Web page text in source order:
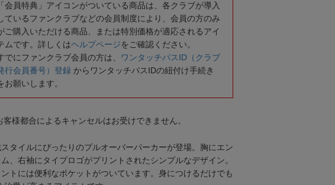
「会員特典」アイコンがついている商品は、各クラブが導入
ているファンクラブなどの会員制度により、会員の方のみ
ご購入いただける商品、または特別価格が適応されるアイ
ムです。詳しくはヘルプページをご確認ください。
でにファンクラブ会員の方は、
ワンタッチパスID（クラブ
行会員番号）登録 からワンタッチパスIDの紐付け手続き
お願いします。
様都合によるキャンセルはお受けできません。
タイルにぴったりのプルオーバーパーカーが登場。胸にエン
、右袖にタイプロゴがプリントされたシンプルなデザイン。
トには便利なポケットがついています。身につけるだけでも